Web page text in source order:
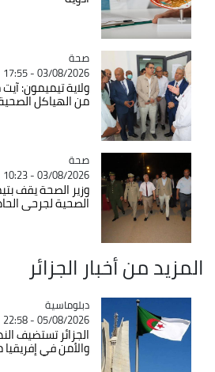
Catégorie
صحة
03/08/2026 - 17:55
ولاية تيميمون:
من الهياكل الصحية
Catégorie
صحة
03/08/2026 - 10:23
وزير الصحة يقف
الصحية لجرحى
المزيد من أخبار الجزائر
Catégorie
دبلوماسية
05/08/2026 - 22:58
والأمن في إفريقيا